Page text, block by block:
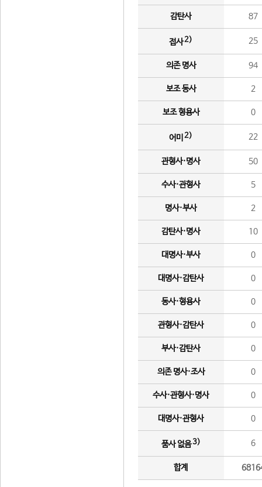
감탄사 87
접사2) 25
의존 명사 94
보조 동사 2
보조 형용사 0
어미 2) 22
관형사·명사 50
수사·관형사 5
명사·부사 2
감탄사·명사 10
대명사·부사 0
대명사·감탄사 0
동사·형용사 0
관형사·감탄사 0
부사·감탄사 0
의존 명사·조사 0
수사·관형사·명사 0
대명사·관형사 0
품사 없음3) 6
합계